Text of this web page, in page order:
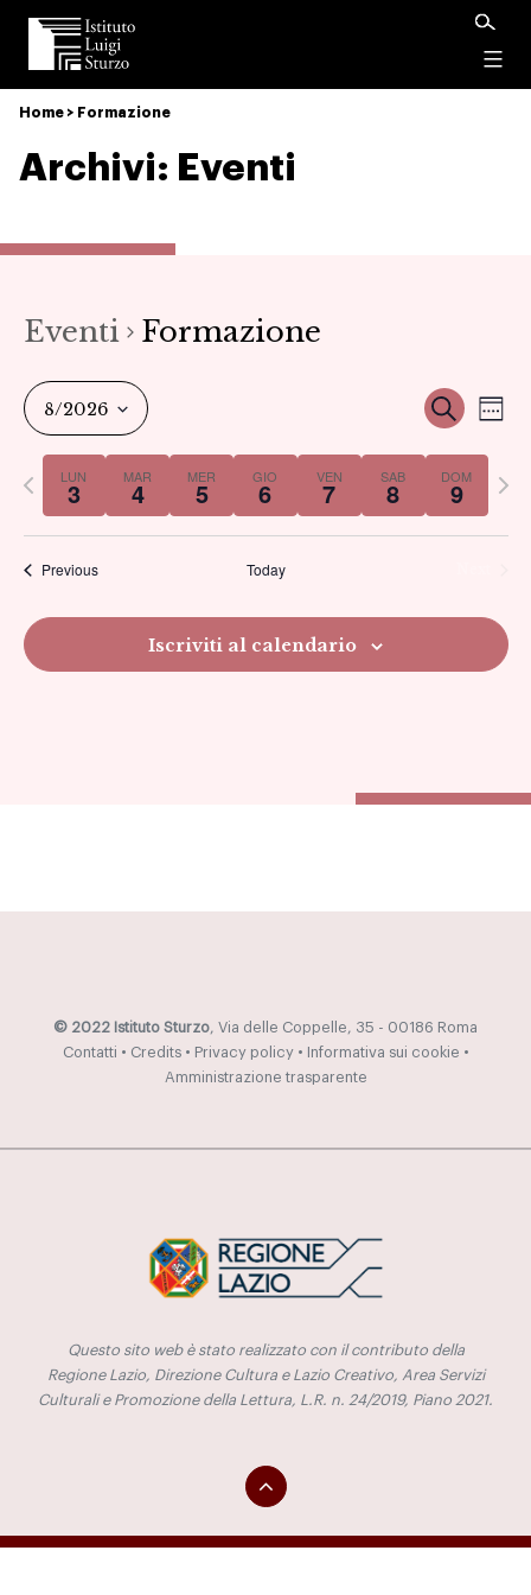
Istituto
Luigi
Sturzo
Home > Formazione
Archivi: Eventi
Eventi Formazione
e
Cerca
8/2026
Select
date.LUN
3 MAR
4 MER
5 GIO
6 VEN
7 SAB
8 DOM
9
Previous
week
Previous Today
Iscriviti al calendario
© 2022 Istituto Sturzo, Via delle Coppelle, 35 - 00186 Roma
Contatti • Credits• Privacy policy• Informativa sui cookie •
Amministrazione trasparente
Questo sito web è stato realizzato con il contributo della
Regione Lazio, Direzione Cultura e Lazio Creativo, Area Servizi
Culturali e Promozione della Lettura, L.R. n. 24/2019, Piano 2021.